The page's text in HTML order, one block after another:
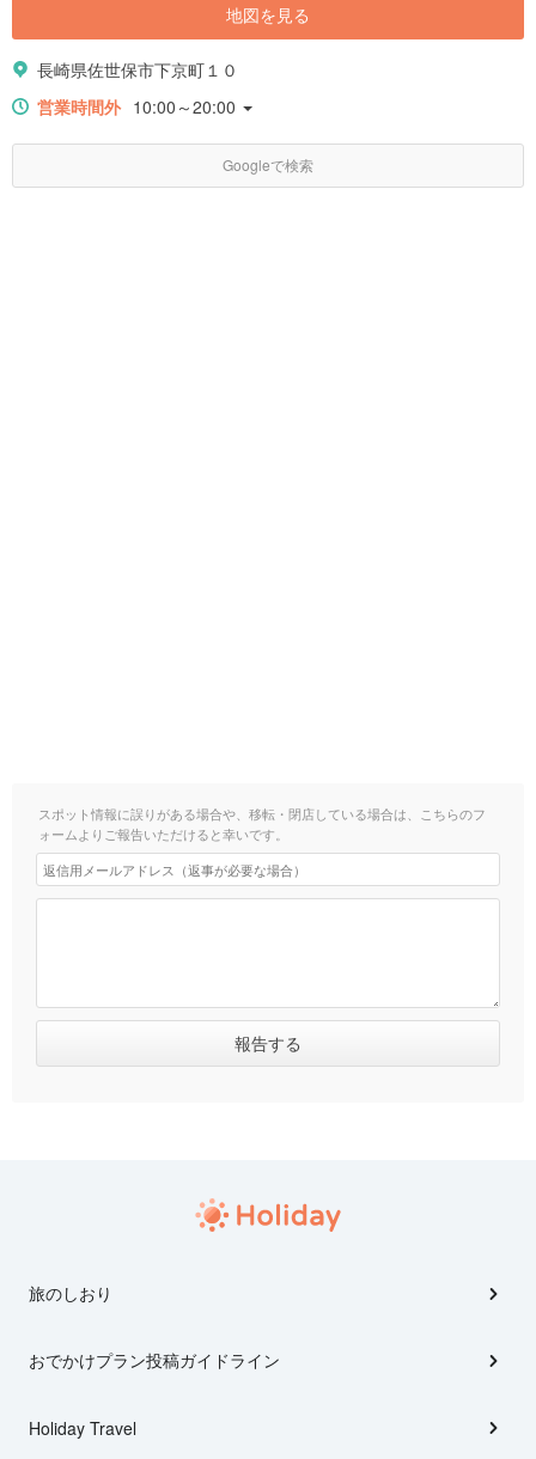
地図を見る
長崎県佐世保市下京町１０
営業時間外 10:00～20:00
Googleで検索
スポット情報に誤りがある場合や、移転・閉店している場合は、こちらのフ
ォームよりご報告いただけると幸いです。
旅のしおり
おでかけプラン投稿ガイドライン
Holiday Travel